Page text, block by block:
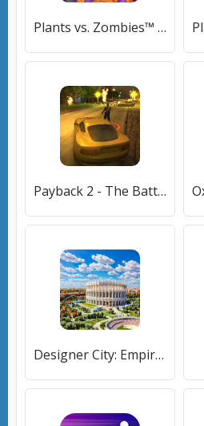
Plants vs. Zombies™ Heroes
Payback 2 - The Battle Sandbox
Designer City: Empire Edition